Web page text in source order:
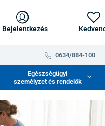
Bejelentkezés
0634/884-100
Egészségügyi
személyzet és rendelők